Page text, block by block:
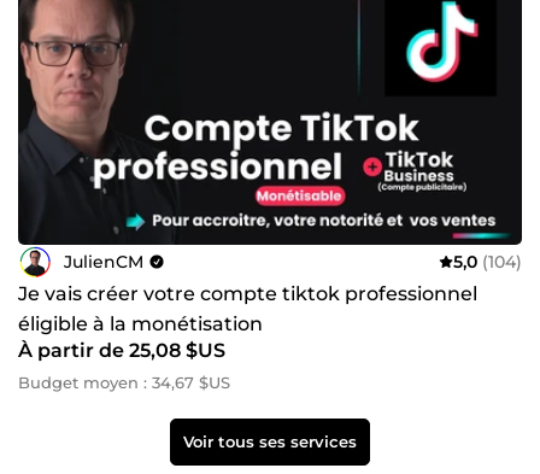
JulienCM 5,0 (104)
Je vais créer votre compte tiktok professionnel
éligible à la monétisation
À partir de 25,08 $US
Budget moyen : 34,67 $US
Voir tous ses services